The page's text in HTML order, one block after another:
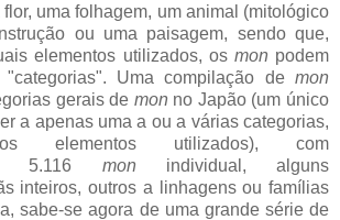
uma folhagem, um animal (mitológico
ou uma paisagem, sendo que,
elementos utilizados, os mon podem
Uma compilação de mon
gerais de mon no Japão (um único
a apenas uma a ou a várias categorias,
elementos utilizados), com
5.116 mon individual, alguns
inteiros, outros a linhagens ou famílias
sabe-se agora de uma grande série de